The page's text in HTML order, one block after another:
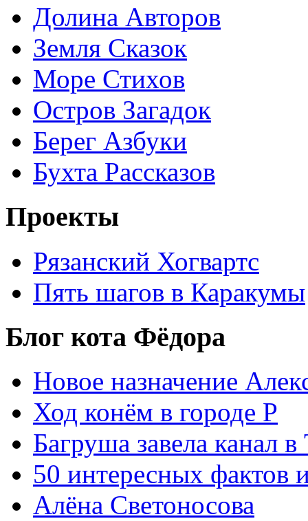
Долина Авторов
Земля Сказок
Море Стихов
Остров Загадок
Берег Азбуки
Бухта Рассказов
Проекты
Рязанский Хогвартс
Пять шагов в Каракумы
Блог кота Фёдора
Новое назначение
Ход конём в городе Р
Багруша завела канал в
50 интересных фактов
Алёна Светоносова